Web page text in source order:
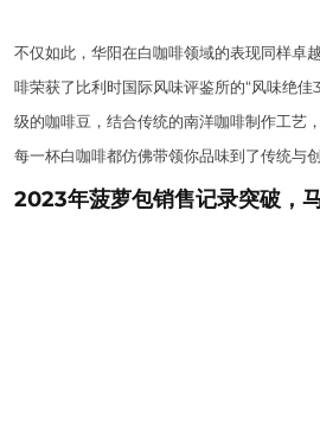
不仅如此，华阳在白咖啡领域的表现同样卓
啡荣获了比利时国际风味评鉴所的“风味绝佳
级的咖啡豆，结合传统的南洋咖啡制作工艺
每一杯白咖啡都仿佛带领你品味到了传统与
2023年菠萝包销售记录突破，